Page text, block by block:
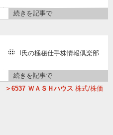
続きを記事で
I氏の極秘仕手株情報倶楽部
続きを記事で
6537 ＷＡＳＨハウス 株式/株価